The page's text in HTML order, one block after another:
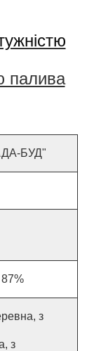
палива
БУД"
з
з